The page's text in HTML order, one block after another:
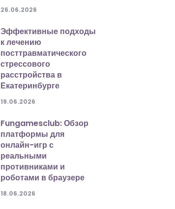
26.06.2026
Эффективные подходы
к лечению
посттравматического
стрессового
расстройства в
Екатеринбурге
19.06.2026
Fungamesclub: Обзор
платформы для
онлайн-игр с
реальными
противниками и
роботами в браузере
18.06.2026